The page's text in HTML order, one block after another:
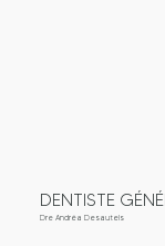
DENTISTE
Dre Andréa Desautels